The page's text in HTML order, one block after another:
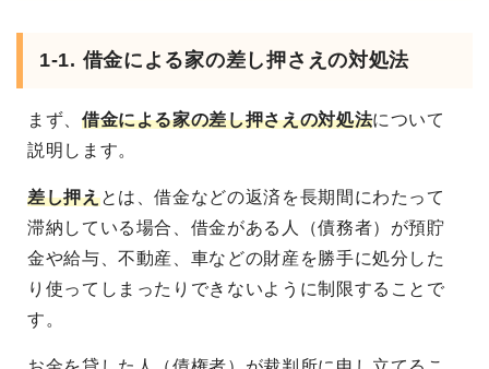
1-1. 借金による家の差し押さえの対処法
まず、 借金による家の差し押さえの対処法について
説明します。
差し押えとは、借金などの返済を長期間にわたって
滞納している場合、借金がある人（債務者）が預貯
金や給与、不動産、車などの財産を勝手に処分した
り使ってしまったりできないように制限することで
す。